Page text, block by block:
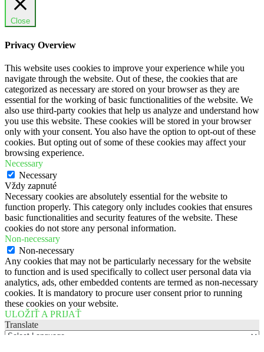
Close
Privacy Overview
This website uses cookies to improve your experience while you
navigate through the website. Out of these, the cookies that are
categorized as necessary are stored on your browser as they are
essential for the working of basic functionalities of the website. We
also use third-party cookies that help us analyze and understand how
you use this website. These cookies will be stored in your browser
only with your consent. You also have the option to opt-out of these
cookies. But opting out of some of these cookies may affect your
browsing experience.
Necessary
Necessary
Vždy zapnuté
Necessary cookies are absolutely essential for the website to
function properly. This category only includes cookies that ensures
basic functionalities and security features of the website. These
cookies do not store any personal information.
Non-necessary
Non-necessary
Any cookies that may not be particularly necessary for the website
to function and is used specifically to collect user personal data via
analytics, ads, other embedded contents are termed as non-necessary
cookies. It is mandatory to procure user consent prior to running
these cookies on your website.
ULOŽIŤ A PRIJAŤ
Translate